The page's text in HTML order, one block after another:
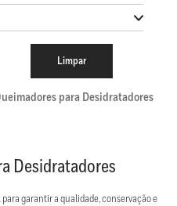
para Desidratadores
Desidratadores
garantir a qualidade, conservação e